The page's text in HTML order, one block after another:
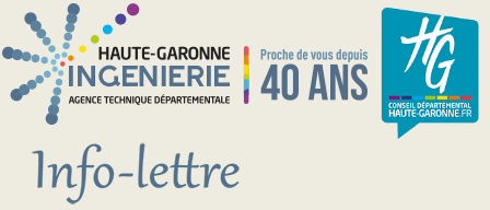
Aller au contenu principal